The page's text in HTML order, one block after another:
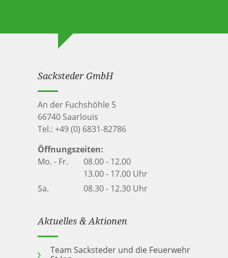
Sacksteder GmbH
An der Fuchshöhle 5
66740 Saarlouis
Tel.: +49 (0) 6831-82786
Öffnungszeiten:
Mo. - Fr.
08.00 - 12.00
13.00 - 17.00 Uhr
Sa.
08.30 - 12.30 Uhr
Aktuelles & Aktionen
Team Sacksteder und die Feuerwehr